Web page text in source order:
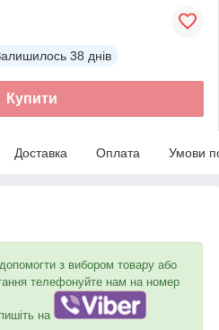
38 днів
Купити
Доставка Оплата Умови
з вибором товару або
телефонуйте нам на номер
на